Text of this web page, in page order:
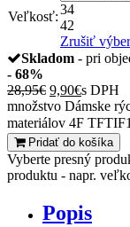
Veľkosť:34
42
Zrušiť výber
Skladom - pri
- 68%
28,95€ 9,90€s DPH
množstvo Dámske
materiálov 4F
Pridať do košíka
Vyberte presný
produktu - napr.
Popis